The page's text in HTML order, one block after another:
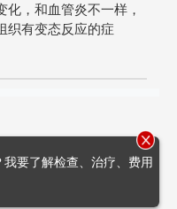
，和血管炎不一样，
织有变态反应的症
要了解检查、治疗、费用